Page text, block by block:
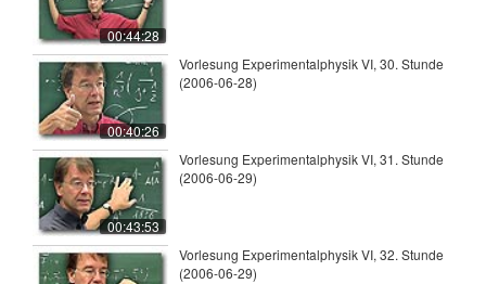
00:44:28
00:40:26
Vorlesung Experimentalphysik VI, 30. Stunde
(2006-06-28)
00:43:53
Vorlesung Experimentalphysik VI, 31. Stunde
(2006-06-29)
Vorlesung Experimentalphysik VI, 32. Stunde
(2006-06-29)